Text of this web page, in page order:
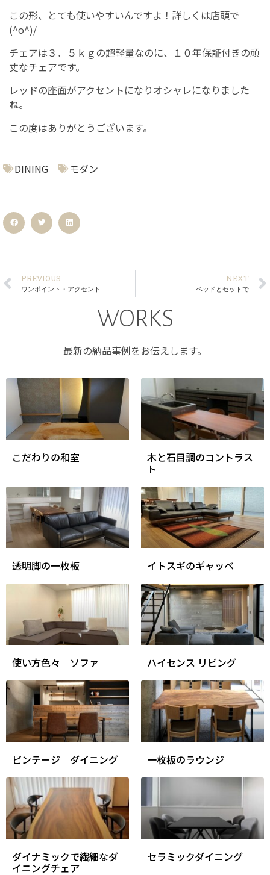
この形、とても使いやすいんですよ！詳しくは店頭で
(^o^)/
チェアは３．５ｋｇの超軽量なのに、１０年保証付きの頑
丈なチェアです。
レッドの座面がアクセントになりオシャレになりました
ね。
この度はありがとうございます。
DINING モダン
PREVIOUS
ワンポイント・アクセント
NEXT
ベッドとセットで
WORKS
最新の納品事例をお伝えします。
こだわりの和室 木と石目調のコントラス
ト
透明脚の一枚板 イトスギのギャッベ
使い方色々 ソファ ハイセンス リビング
ビンテージ ダイニング 一枚板のラウンジ
ダイナミックで繊細なダ
イニングチェア
セラミックダイニング